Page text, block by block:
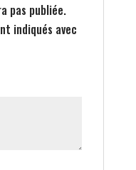
pas publiée.
indiqués avec